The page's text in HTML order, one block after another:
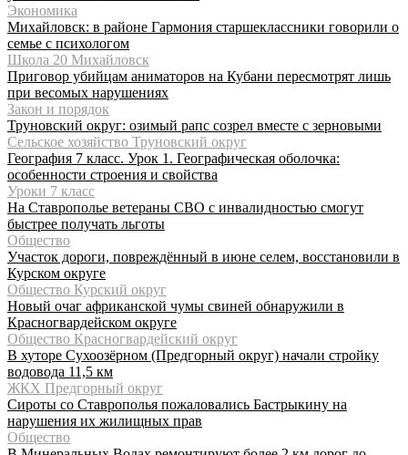
Экономика
Михайловск: в районе Гармония старшеклассники говорили о
семье с психологом
Школа 20 Михайловск
Приговор убийцам аниматоров на Кубани пересмотрят лишь
при весомых нарушениях
Закон и порядок
Труновский округ: озимый рапс созрел вместе с зерновыми
Сельское хозяйство Труновский округ
География 7 класс. Урок 1. Географическая оболочка:
особенности строения и свойства
Уроки 7 класс
На Ставрополье ветераны СВО с инвалидностью смогут
быстрее получать льготы
Общество
Участок дороги, повреждённый в июне селем, восстановили в
Курском округе
Общество Курский округ
Новый очаг африканской чумы свиней обнаружили в
Красногвардейском округе
Общество Красногвардейский округ
В хуторе Сухоозёрном (Предгорный округ) начали стройку
водовода 11,5 км
ЖКХ Предгорный округ
Сироты со Ставрополья пожаловались Бастрыкину на
нарушения их жилищных прав
Общество